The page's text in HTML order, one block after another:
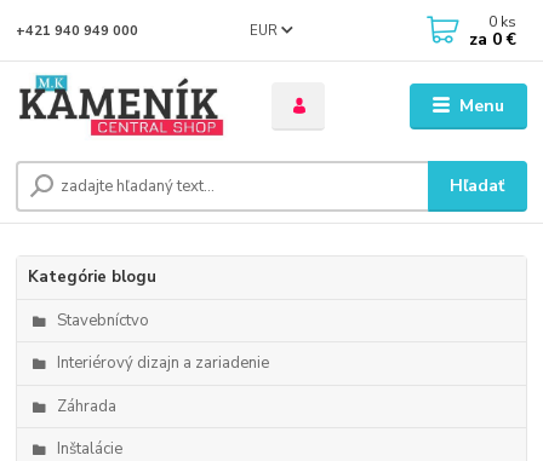
Menu
EUR
Hľadať
+421 940 949 000 0 ks
za 0 €
Kategórie blogu
Stavebníctvo
Interiérový dizajn a zariadenie
Záhrada
Inštalácie